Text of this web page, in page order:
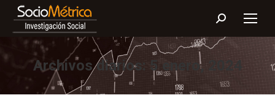
Buscar:
Archivos diarios: 5 enero, 2024